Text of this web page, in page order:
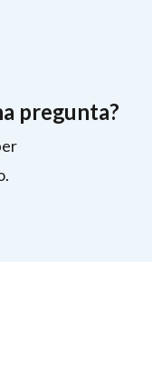
pregunta?